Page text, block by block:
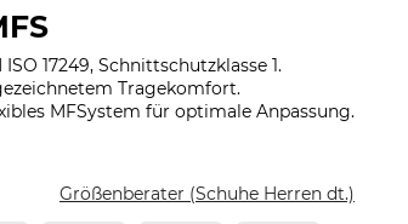
17249, Schnittschutzklasse 1.
Tragekomfort.
MFSystem für optimale Anpassung.
Größenberater (Schuhe Herren dt.)